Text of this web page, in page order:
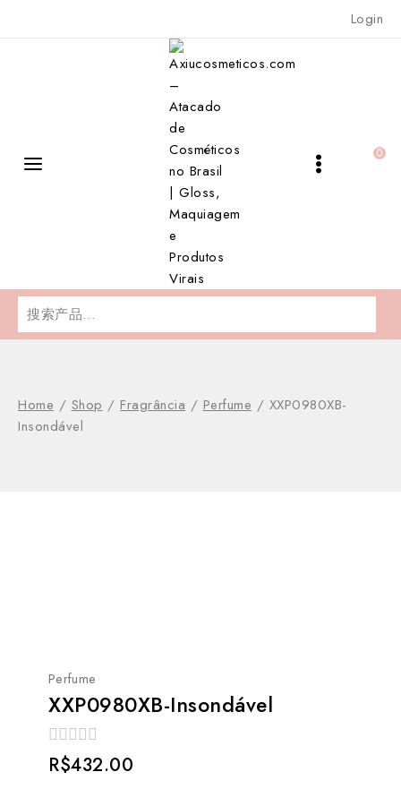
Login
0
搜
索：
Home / Shop / Fragrância / Perfume / XXP0980XB-
Insondável
Perfume
XXP0980XB-Insondável
0
out
R$432.00